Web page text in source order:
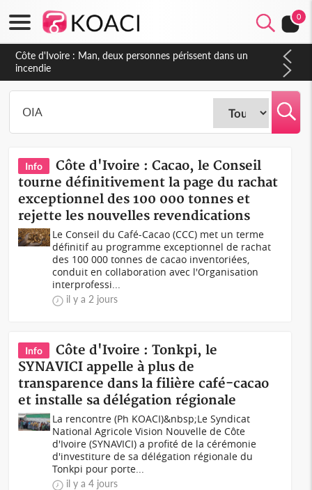
0
Côte d'Ivoire : Séileu, la célébration de la fête nationale
transformée en vaste campagne contre les produits
dépigmentants dangereux
Info
Côte d'Ivoire : Cacao, le Conseil
tourne définitivement la page du rachat
exceptionnel des 100 000 tonnes et
rejette les nouvelles revendications
Le Conseil du Café-Cacao (CCC) met un terme
définitif au programme exceptionnel de rachat
des 100 000 tonnes de cacao inventoriées,
conduit en collaboration avec l'Organisation
interprofessi...
il y a 2 jours
Info
Côte d'Ivoire : Tonkpi, le
SYNAVICI appelle à plus de
transparence dans la filière café-cacao
et installe sa délégation régionale
La rencontre (Ph KOACI)&nbsp;Le Syndicat
National Agricole Vision Nouvelle de Côte
d'Ivoire (SYNAVICI) a profité de la cérémonie
d'investiture de sa délégation régionale du
Tonkpi pour porte...
il y a 4 jours